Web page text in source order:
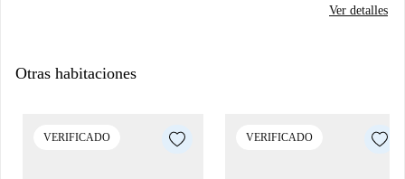
Ver detalles
Otras habitaciones
VERIFICADO VERIFICADO